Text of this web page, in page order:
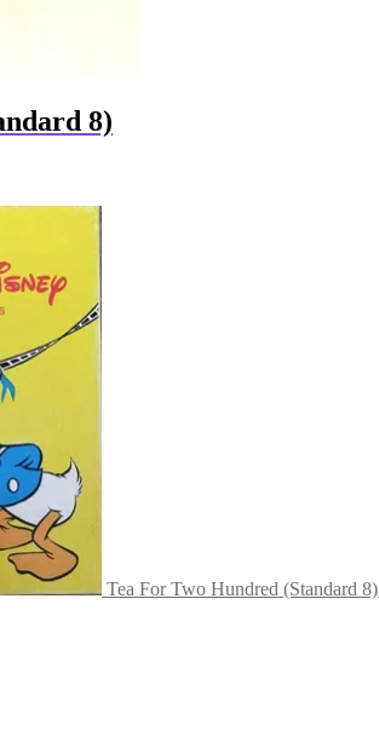
8)
Tea For Two Hundred (Standard 8)